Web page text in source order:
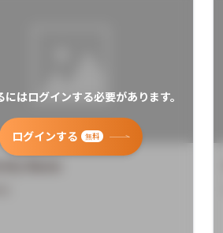
にはログインする必要があります。
ログインする 無料